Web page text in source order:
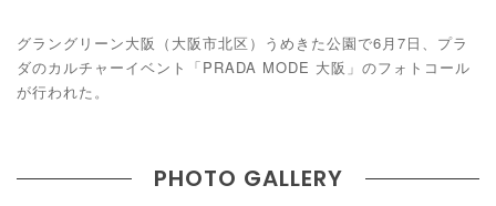
グラングリーン大阪（大阪市北区）うめきた公園で6月7日、プラ
ダのカルチャーイベント「PRADA MODE 大阪」のフォトコール
が行われた。
PHOTO GALLERY